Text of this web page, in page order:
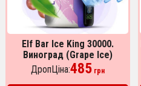
Elf Bar Ice King 30000.
Виноград (Grape Ice)
ДропЦіна:485 грн